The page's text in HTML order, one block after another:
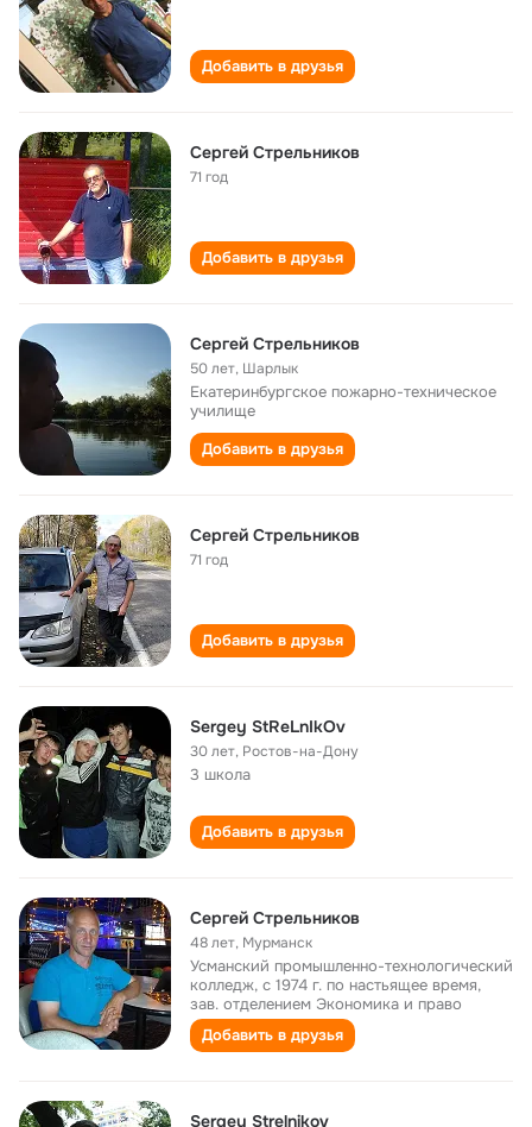
Добавить в друзья
Сергей Стрельников
71 год
Добавить в друзья
Сергей Стрельников
50 лет, Шарлык
Екатеринбургское пожарно-техническое
училище
Добавить в друзья
Сергей Стрельников
71 год
Добавить в друзья
Sergey StReLnIkOv
30 лет, Ростов-на-Дону
3 школа
Добавить в друзья
Сергей Стрельников
48 лет, Мурманск
Усманский промышленно-технологический
колледж, с 1974 г. по настьящее время,
зав. отделением Экономика и право
Добавить в друзья
Sergey Strelnikov